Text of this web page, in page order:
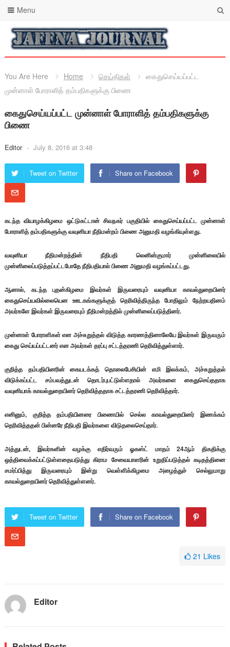
Menu
You Are Here Home செய்திகள்
கைதுசெய்யப்பட்ட
முன்னாள் போராளித் தம்பதிகளுக்கு பிணை
கைதுசெய்யப்பட்ட முன்னாள் போராளித் தம்பதிகளுக்கு
பிணை
Editor - July 8, 2016 at 3:48
Tweet on Twitter Share on Facebook
கடந்த வியாழக்கிழமை ஒட்டுசுட்டான் சிவநகர் பகுதியில் கைதுசெய்யப்பட்ட முன்னாள்
போராளித் தம்பதிகளுக்கு வவுனியா நீதிமன்றம் பிணை அனுமதி வழங்கியுள்ளது.
வவுனியா நீதிமன்றத்தின் நீதிபதி லெனின்குமார் முன்னிலையில்
முன்னிலைப்படுத்தப்பட்டபோதே நீதிபதியால் பிணை அனுமதி வழங்கப்பட்டது.
ஆனால், கடந்த புதன்கிழமை இவர்கள் இருவரையும் வவுனியா காவல்துறையினர்
கைதுசெய்யவில்லையென ஊடகங்களுக்குத் தெரிவித்திருந்த போதிலும் நேற்றயதினம்
அவர்களே இவர்கள் இருவரையும் நீதிமன்றத்தில் முன்னிலைப்படுத்தினர்.
முன்னாள் போராளிகள் என அச்சுறுத்தல் விடுத்த காரணத்தினாலேயே இவர்கள் இருவரும்
கைது செய்யப்பட்டனர் என அவர்கள் தரப்பு சட்டத்தரணி தெரிவித்துள்ளார்.
குறித்த தம்பதியினரின் கையடக்கத் தொலைபேசியின் எமி இலக்கம், அச்சுறுத்தல்
விடுக்கப்பட்ட சம்பவத்துடன் தொடர்புபட்டுள்ளதால் அவர்களை கைதுசெய்ததாக
வவுனியாக் காவல்துறையினர் தெரிவித்ததாக சட்டத்தரணி தெரிவித்தார்.
எனினும், குறித்த தம்பதியினரை பிணையில் செல்ல காவல்துறையினர் இணக்கம்
தெரிவித்ததன் பின்னரே நீதிபதி இவர்களை விடுதலைசெய்தார்.
அத்துடன், இவர்களின் வழக்கு எதிர்வரும் ஓகஸ்ட் மாதம் 24ஆம் திகதிக்கு
ஒத்திவைக்கப்பட்டுள்ளதையடுத்து கிராம சேவையாளரின் உறுதிப்படுத்தல் கடிதத்தினை
சமர்ப்பித்து இருவரையும் இன்று வெள்ளிக்கிழமை அழைத்துச் செல்லுமாறு
காவல்துறையினர் தெரிவித்துள்ளனர்.
Tweet on Twitter Share on Facebook
21 Likes
Editor